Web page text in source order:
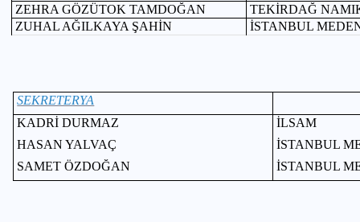
ZEHRA GÖZÜTOK TAMDOĞAN
TEKİRDAĞ
ZUHAL AĞILKAYA ŞAHİN
İSTANBUL
SEKRETERYA
KADRİ DURMAZ
İLSAM
HASAN YALVAÇ
İSTANBUL
SAMET ÖZDOĞAN
İSTANBUL